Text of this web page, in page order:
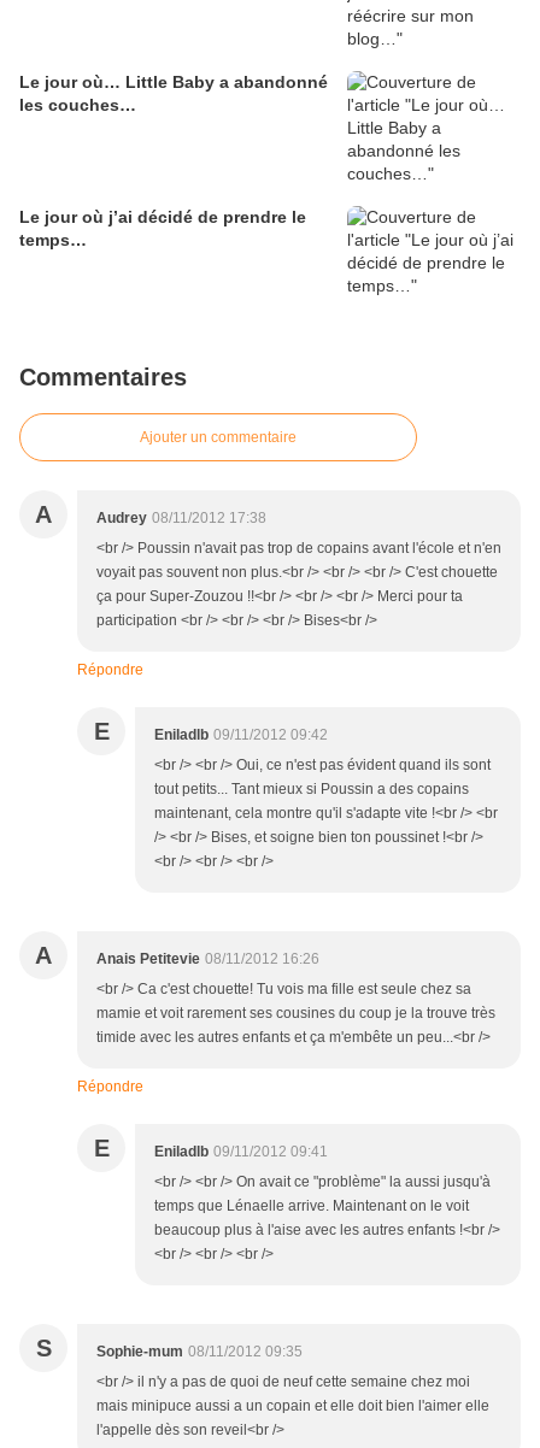
Le jour où… Little Baby a abandonné
les couches…
Le jour où j’ai décidé de prendre le
temps…
Commentaires
Ajouter un commentaire
A Audrey 08/11/2012 17:38
<br /> Poussin n'avait pas trop de copains avant l'école et n'en
voyait pas souvent non plus.<br /> <br /> <br /> C'est chouette
ça pour Super-Zouzou !!<br /> <br /> <br /> Merci pour ta
participation <br /> <br /> <br /> Bises<br />
Répondre
E Eniladlb 09/11/2012 09:42
<br /> <br /> Oui, ce n'est pas évident quand ils sont
tout petits... Tant mieux si Poussin a des copains
maintenant, cela montre qu'il s'adapte vite !<br /> <br
/> <br /> Bises, et soigne bien ton poussinet !<br />
<br /> <br /> <br />
A Anais Petitevie 08/11/2012 16:26
<br /> Ca c'est chouette! Tu vois ma fille est seule chez sa
mamie et voit rarement ses cousines du coup je la trouve très
timide avec les autres enfants et ça m'embête un peu...<br />
Répondre
E Eniladlb 09/11/2012 09:41
<br /> <br /> On avait ce "problème" la aussi jusqu'à
temps que Lénaelle arrive. Maintenant on le voit
beaucoup plus à l'aise avec les autres enfants !<br />
<br /> <br /> <br />
S Sophie-mum 08/11/2012 09:35
<br /> il n'y a pas de quoi de neuf cette semaine chez moi
mais minipuce aussi a un copain et elle doit bien l'aimer elle
l'appelle dès son reveil<br />